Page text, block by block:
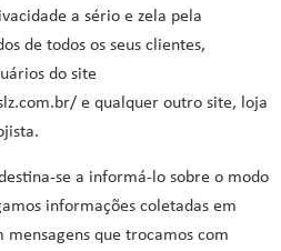
a sério e zela pela
de todos os seus clientes,
do site
e qualquer outro site, loja
se a informá-lo sobre o modo
informações coletadas em
mensagens que trocamos com